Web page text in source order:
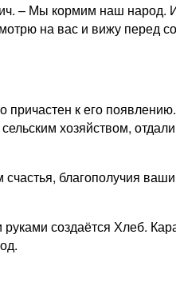
– Мы кормим наш народ.
на вас и вижу перед
к его
хозяйством,
благополучия
создаётся Хлеб.